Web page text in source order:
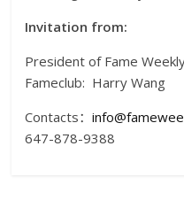
Invitation from:
President of Fame
Fameclub: Harry Wang
Contacts：
647-878-9388